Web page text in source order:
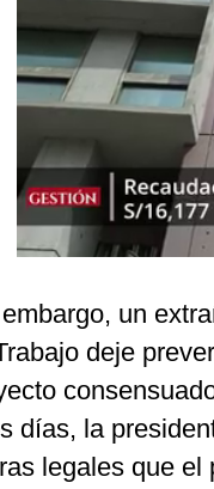
un
deje
días, la
legales que el